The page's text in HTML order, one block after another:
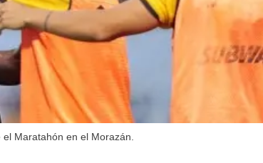
Maratahón en el Morazán.